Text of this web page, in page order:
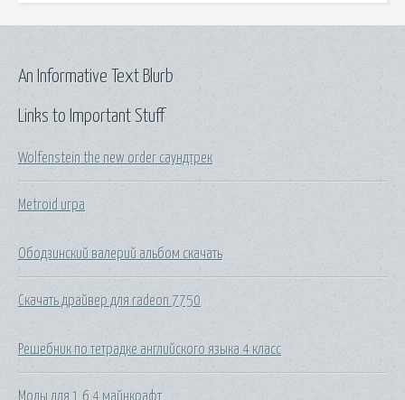
Links to Important Stuff
Wolfenstein the new order саундтрек
Metroid игра
Ободзинский валерий альбом скачать
Скачать драйвер для radeon 7750
Решебник по тетрадке английского языка 4 класс
Моды для 1 6 4 майнкрафт
An Informative Text Blurb